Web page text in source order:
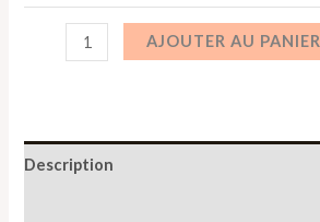
AJOUTER AU PANIER
Description